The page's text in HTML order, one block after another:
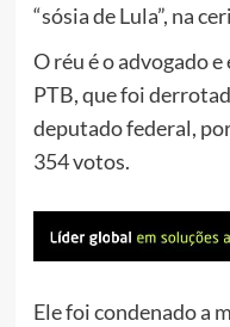
“sósia de Lula”, na
O réu é o advogado
PTB, que foi
deputado federal,
354 votos.
Ele foi condenado a